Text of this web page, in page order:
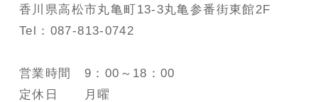
香川県高松市丸亀町13-3丸亀参番街東館2F
Tel：087-813-0742
営業時間 9：00～18：00
定休日 月曜